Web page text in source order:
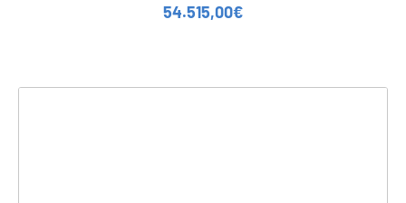
54.515,00€